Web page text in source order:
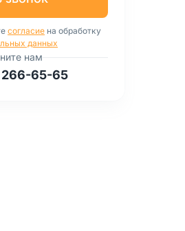
согласие на обработку
данных
нам
266-65-65